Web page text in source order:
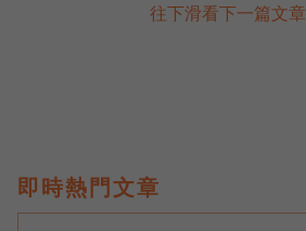
往下滑看下一篇文章
即時熱門文章